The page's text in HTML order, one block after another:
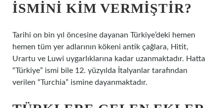
ISMINI KIM VERMIŞTIR?
Tarihi on bin yıl öncesine dayanan Türkiye’deki hemen
hemen tüm yer adlarının kökeni antik çağlara, Hitit,
Urartu ve Luwi uygarlıklarına kadar uzanmaktadır. Hatta
“Türkiye” ismi bile 12. yüzyılda İtalyanlar tarafından
verilen “Turchia” ismine dayanmaktadır.